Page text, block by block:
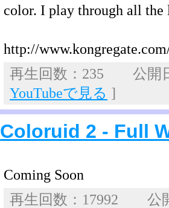
color. I play through all the
http://
再生回数：235 公開
YouTubeで見る ]
Coloruid 2 - Full
Coming Soon
再生回数：17992 公